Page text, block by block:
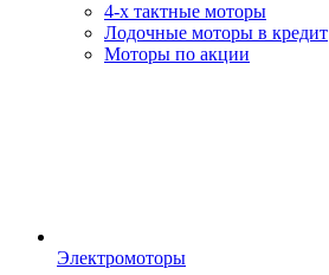
4-х тактные моторы
Лодочные моторы в кредит
Моторы по акции
Электромоторы